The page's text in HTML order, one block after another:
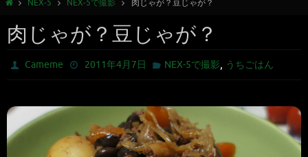
NEX-5 NEX-5で撮影 肉じゃが？豆じゃが？
肉じゃが？豆じゃが？
Cameme 2011年4月7日 NEX-5で撮影, うちごはん